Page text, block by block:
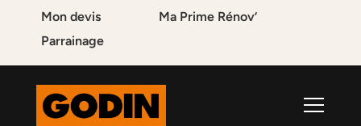
Mon devis
Ma Prime Rénov’
Parrainage